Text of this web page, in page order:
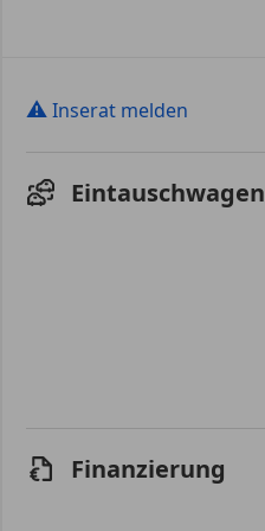
⚠ Inserat melden
Eintauschwagen
Finanzierung